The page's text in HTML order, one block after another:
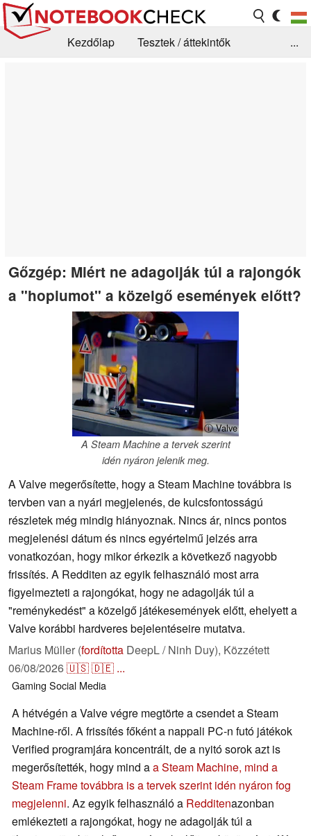
Kezdőlap
Tesztek / áttekintők
...
Gőzgép: Miért ne adagolják túl a rajongók
a "hopiumot" a közelgő események előtt?
ⓘ Valve
A Steam Machine a tervek szerint
idén nyáron jelenik meg.
A Valve megerősítette, hogy a Steam Machine továbbra is
tervben van a nyári megjelenés, de kulcsfontosságú
részletek még mindig hiányoznak. Nincs ár, nincs pontos
megjelenési dátum és nincs egyértelmű jelzés arra
vonatkozóan, hogy mikor érkezik a következő nagyobb
frissítés. A Redditen az egyik felhasználó most arra
figyelmezteti a rajongókat, hogy ne adagolják túl a
"reménykedést" a közelgő játékesemények előtt, ehelyett a
Valve korábbi hardveres bejelentéseire mutatva.
Marius Müller (fordította DeepL / Ninh Duy), Közzétett
06/08/2026🇺🇸🇩🇪 ...
Gaming Social Media
A hétvégén a Valve végre megtörte a csendet a Steam
Machine-ről. A frissítés főként a nappali PC-n futó játékok
Verified programjára koncentrált, de a nyitó sorok azt is
megerősítették, hogy mind aa Steam Machine, mind a
Steam Frame továbbra is a tervek szerint idén nyáron fog
megjelenni. Az egyik felhasználó a Redditenazonban
emlékezteti a rajongókat, hogy ne adagolják túl a